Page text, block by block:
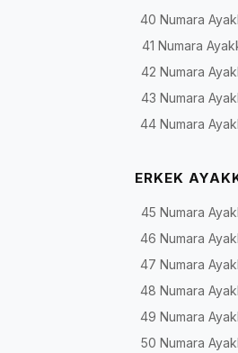
40 Numara
41 Numara
42 Numara
43 Numara
44 Numara
ERKEK
45 Numara
46 Numara
47 Numara
48 Numara
49 Numara
50 Numara